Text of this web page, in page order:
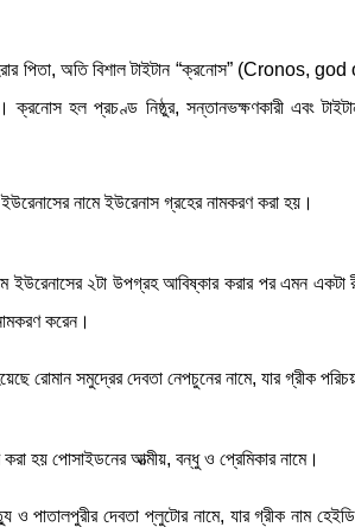
পিতা, অতি বিশাল টাইটান “ক্রনোস” (Cronos,
হল প্রচণ্ড নিষ্ঠুর, সন্তানভক্ষণকারী এবং
নামে ইউরেনাস গ্রহের নামকরণ করা হয়।
ইউরেনাসের ২টা উপগ্রহ আবিষ্কার করার পর এমন
করেন।
রোমান সমুদ্রের দেবতা নেপচুনের নামে, যার
হয় পোসাইডনের আত্মীয়, বন্ধু ও প্রেমিকার নামে।
ও পাতালপুরীর দেবতা প্লুটোর নামে, যার গ্রীক